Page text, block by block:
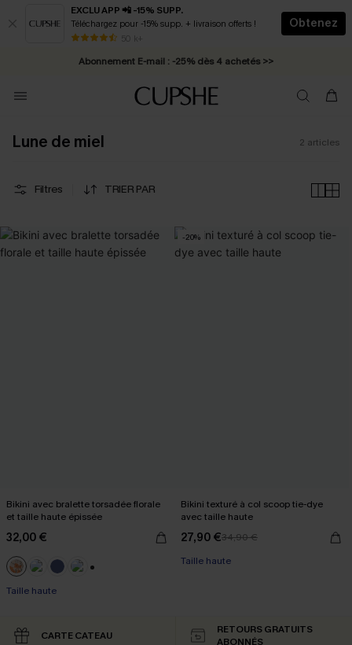
EXCLU APP 📲 -15% SUPP.
Téléchargez pour -15% supp. + livraison offerts !
50 k+
Obtenez
* Livraison éclair 2-3 jours ouvrés >>
Abonnement E-mail : -25% dès 4 achetés >>
Lune de miel 2 articles
Filtres TRIER PAR
Bikini avec bralette torsadée florale
et taille haute épissée
32,00 €
Taille haute
-20%
Bikini texturé à col scoop tie-dye
avec taille haute
27,90 €34,90 €
Taille haute
CARTE CATEAU
RETOURS GRATUITS
ABONNÉS